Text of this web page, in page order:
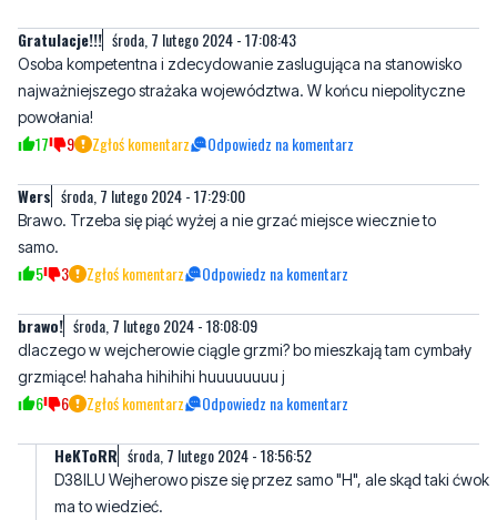
powołania!
17 9 Zgłoś komentarz Odpowiedz na komentarz
Wers środa, 7 lutego 2024 - 17:29:00
Brawo. Trzeba się piąć wyżej a nie grzać miejsce wiecznie to
5 3 Zgłoś komentarz Odpowiedz na komentarz
brawo!
dlaczego w wejcherowie ciągle grzmi? bo mieszkają tam cymbały
6 6 Zgłoś komentarz Odpowiedz na komentarz
HeKToRR środa, 7 lutego 2024 - 18:56:52
D38ILU Wejherowo pisze się przez samo "H", ale skąd taki ćwok
10 0 Zgłoś komentarz Odpowiedz na komentarz
Jan kowalski